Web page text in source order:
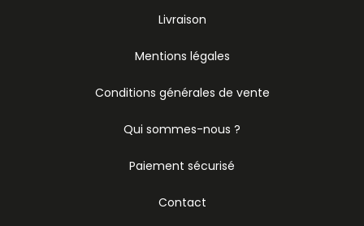
Livraison
Mentions légales
Conditions générales de vente
Qui sommes-nous ?
Paiement sécurisé
Contact